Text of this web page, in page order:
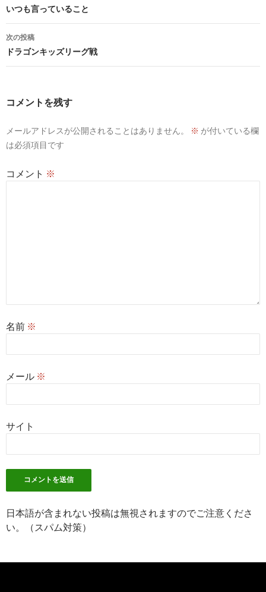
稿
ナ
ビ
ゲ
ョ
いつも言っていること
次の投稿
ドラゴンキッズリーグ戦
コメントを残す
メールアドレスが公開されることはありません。 ※ が付いている欄
は必須項目です
コメント ※
名前 ※
メール ※
サイト
日本語が含まれない投稿は無視されますのでご注意くださ
い。（スパム対策）